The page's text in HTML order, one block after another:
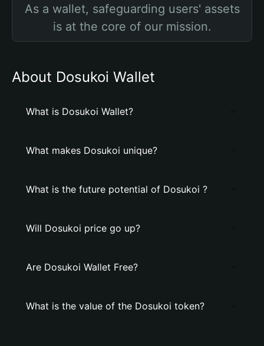
As a wallet, safeguarding users' assets
is at the core of our mission.
About Dosukoi Wallet
What is Dosukoi Wallet?
What makes Dosukoi unique?
What is the future potential of Dosukoi ?
Will Dosukoi price go up?
Are Dosukoi Wallet Free?
What is the value of the Dosukoi token?